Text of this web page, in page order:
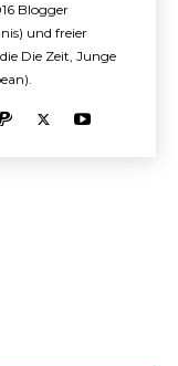
Blogger
und freier
Die Zeit, Junge